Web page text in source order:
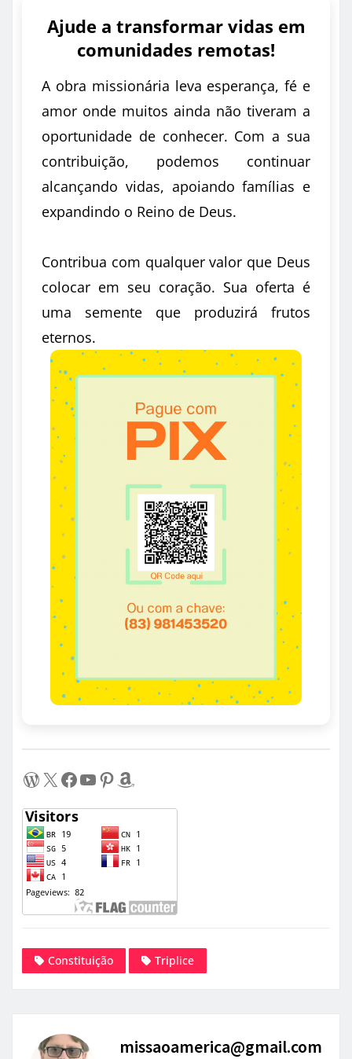
Ajude a transformar vidas em
comunidades remotas!
A obra missionária leva esperança, fé e
amor onde muitos ainda não tiveram a
oportunidade de conhecer. Com a sua
contribuição, podemos continuar
alcançando vidas, apoiando famílias e
expandindo o Reino de Deus.
Contribua com qualquer valor que Deus
colocar em seu coração. Sua oferta é
uma semente que produzirá frutos
eternos.
WordPress X Facebook Youtube Pinterest Amazon
Constituição Triplice
missaoamerica@gmail.com